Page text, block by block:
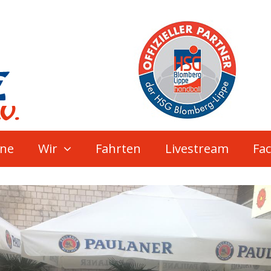
Wir Fahrten Livestream